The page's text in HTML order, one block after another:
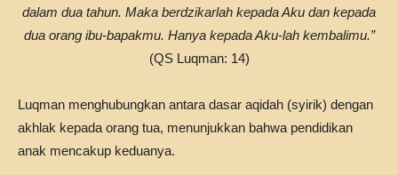
dalam dua tahun. Maka berdzikarlah kepada Aku dan kepada
dua orang ibu-bapakmu. Hanya kepada Aku-lah kembalimu.”
(QS Luqman: 14)
Luqman menghubungkan antara dasar aqidah (syirik) dengan
akhlak kepada orang tua, menunjukkan bahwa pendidikan
anak mencakup keduanya.